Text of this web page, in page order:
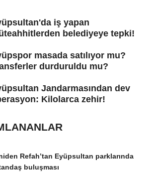
iş yapan
belediyeye tepki!
masada satılıyor mu?
durduruldu mu?
Jandarmasından dev
Kilolarca zehir!
Refah’tan Eyüpsultan parklarında
buluşması